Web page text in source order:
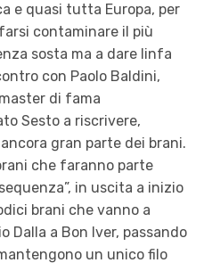
e quasi tutta Europa, per
contaminare il più
sosta ma a dare linfa
con Paolo Baldini,
di fama
Sesto a riscrivere,
gran parte dei brani.
che faranno parte
in uscita a inizio
brani che vanno a
Dalla a Bon Iver, passando
un unico filo